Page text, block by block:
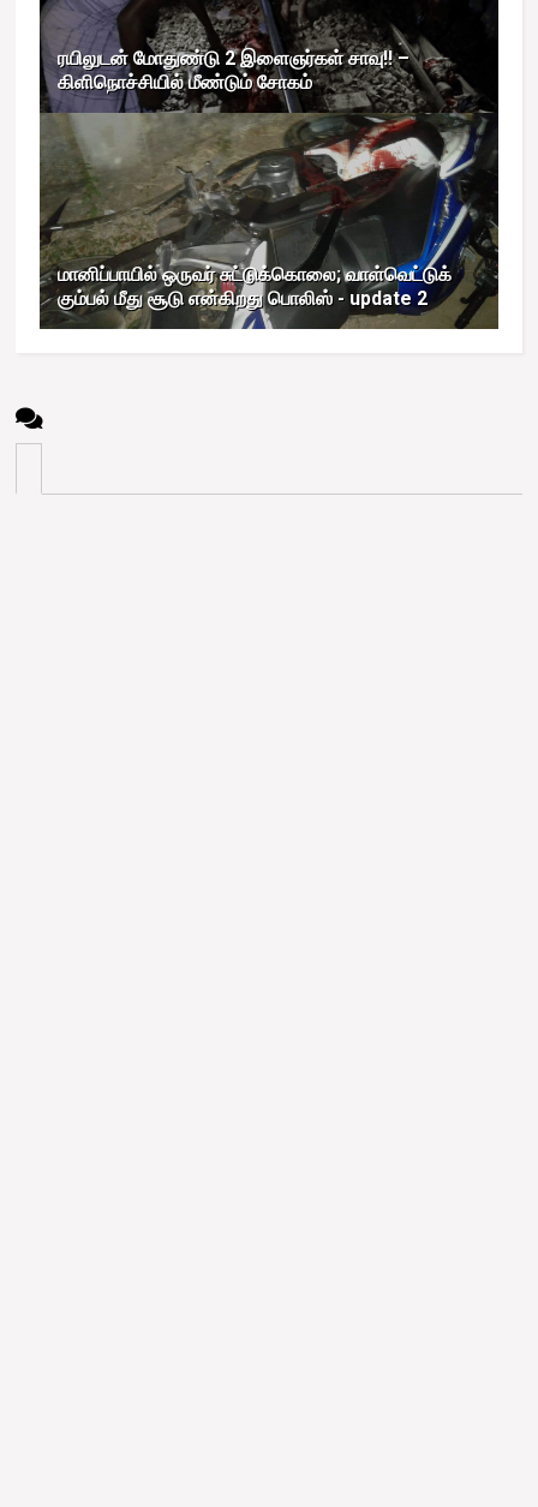
ரயிலுடன் மோதுண்டு 2 இளைஞர்கள் சாவு!! –
கிளிநொச்சியில் மீண்டும் சோகம்
மானிப்பாயில் ஒருவர் சுட்டுக்கொலை; வாள்வெட்டுக்
கும்பல் மீது சூடு என்கிறது பொலிஸ் - update 2